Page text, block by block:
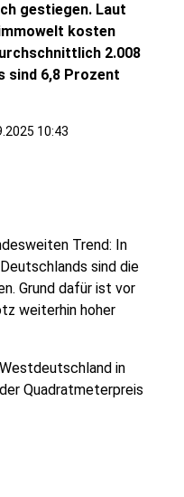
gestiegen. Laut
kosten
2.008
sind 6,8 Prozent
10:43
Trend: In
sind die
Grund dafür ist vor
weiterhin hoher
in
Quadratmeterpreis